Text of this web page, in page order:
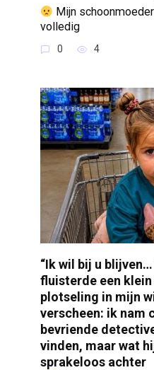
Mijn
volledig
0 4
“Ik wil bij u blijven…
fluisterde een
plotseling in mijn
verscheen: ik nam
bevriende
vinden, maar wat
sprakeloos achter